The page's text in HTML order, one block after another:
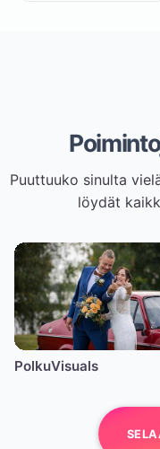
Puuttuuko sinulta
löydät
PolkuVisuals